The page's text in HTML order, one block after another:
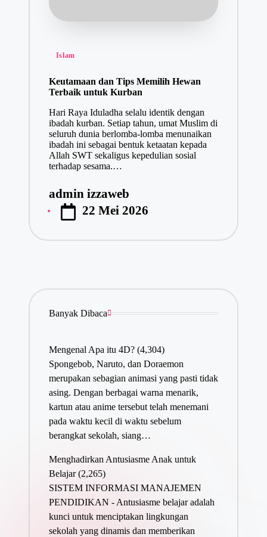
Posted
Islam
Keutamaan dan Tips Memilih Hewan
Terbaik untuk Kurban
Hari Raya Iduladha selalu identik dengan
ibadah kurban. Setiap tahun, umat Muslim di
seluruh dunia berlomba-lomba menunaikan
ibadah ini sebagai bentuk ketaatan kepada
Allah SWT sekaligus kepedulian sosial
terhadap sesama.…
Posted
by
admin izzaweb
22 Mei 2026
Banyak Dibaca
Mengenal Apa itu 4D? (4,304)
Spongebob, Naruto, dan Doraemon
merupakan sebagian animasi yang pasti tidak
asing. Dengan berbagai warna menarik,
kartun atau anime tersebut telah menemani
pada waktu kecil di waktu sebelum
berangkat sekolah, siang…
Menghadirkan Antusiasme Anak untuk
Belajar (2,265)
SISTEM INFORMASI MANAJEMEN
PENDIDIKAN - Antusiasme belajar adalah
kunci untuk menciptakan lingkungan
sekolah yang dinamis dan memberikan